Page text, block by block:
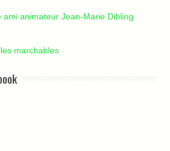
ami animateur Jean-Marie Dibling
marchables